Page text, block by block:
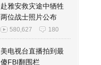
赴雅安救灾途中牺牲
两位战士照片公布
580,627 180
美电视台直播拍到最
傻FBI翻围栏